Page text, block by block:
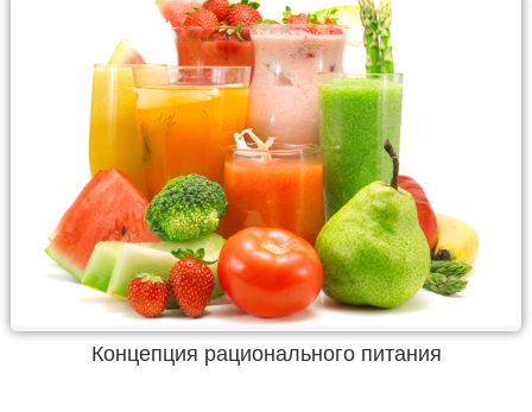
Концепция рационального питания